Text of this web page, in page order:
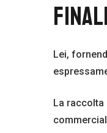
Lei,
La raccolta